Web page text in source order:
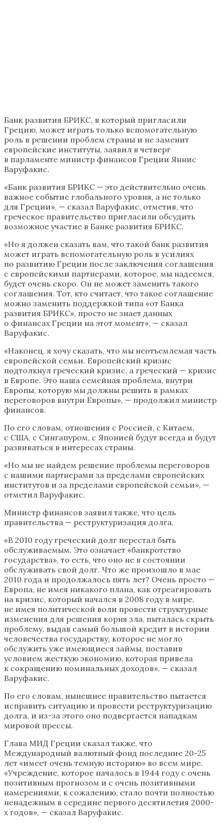
Банк развития БРИКС, в который пригласили
Грецию, может играть только вспомогательную
роль в решении проблем страны и не заменит
европейские институты, заявил в четверг
в парламенте министр финансов Греции Яннис
Варуфакис.
«Банк развития БРИКС — это действительно очень
важное событие глобального уровня, а не только
для Греции», — сказал Варуфакис, отметив, что
греческое правительство пригласили обсудить
возможное участие в Банке развития БРИКС.
«Но я должен сказать вам, что такой банк развития
может играть вспомогательную роль в усилиях
по развитию Греции после заключения соглашения
с европейскими партнерами, которое, мы надеемся,
будет очень скоро. Он не может заменить такого
соглашения. Тот, кто считает, что такое соглашение
можно заменить поддержкой типа «от Банка
развития БРИКС», просто не знает данных
о финансах Греции на этот момент», — сказал
Варуфакис.
«Наконец, я хочу сказать, что мы неотъемлемая часть
европейской семьи. Европейский кризис
подтолкнул греческий кризис, а греческий — кризис
в Европе. Это наша семейная проблема, внутри
Европы, которую мы должны решить в рамках
переговоров внутри Европы», — продолжил министр
финансов.
По его словам, отношения с Россией, с Китаем,
с США, с Сингапуром, с Японией будут всегда и будут
развиваться в интересах страны.
«Но мы не найдем решение проблемы переговоров
с нашими партнерами за пределами европейских
институтов и за пределами европейской семьи», —
отметил Варуфакис.
Министр финансов заявил также, что цель
правительства — реструктуризация долга.
«В 2010 году греческий долг перестал быть
обслуживаемым. Это означает «банкротство
государства», то есть, что оно не в состоянии
обслуживать свой долг. Что же произошло в мае
2010 года и продолжалось пять лет? Очень просто —
Европа, не имея никакого плана, как отреагировать
на кризис, который начался в 2008 году в мире,
не имея политической воли провести структурные
изменения для решения корня зла, пыталась скрыть
проблему, выдав самый большой кредит в истории
человечества государству, которое не могло
обслужить уже имеющиеся займы, поставив
условием жесткую экономию, которая привела
к сокращению номинальных доходов», — сказал
Варуфакис.
По его словам, нынешнее правительство пытается
исправить ситуацию и провести реструктуризацию
долга, и из-за этого оно подвергается нападкам
мировой прессы.
Глава МИД Греции сказал также, что
Международный валютный фонд последние 20-25
лет «имеет очень темную историю» во всем мире.
«Учреждение, которое началось в 1944 году с очень
позитивным прогнозом и с очень позитивными
намерениями, к сожалению, стало почти полностью
ненадежным в середине первого десятилетия 2000-
х годов», — сказал Варуфакис.